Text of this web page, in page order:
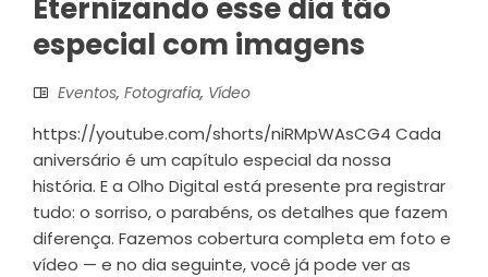
Eternizando esse dia tão
especial com imagens
Eventos, Fotografia, Vídeo
https://youtube.com/shorts/niRMpWAsCG4 Cada
aniversário é um capítulo especial da nossa
história. E a Olho Digital está presente pra registrar
tudo: o sorriso, o parabéns, os detalhes que fazem
diferença. Fazemos cobertura completa em foto e
vídeo — e no dia seguinte, você já pode ver as